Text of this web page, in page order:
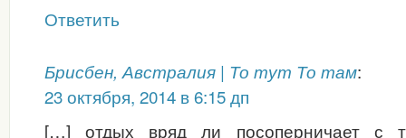
Ответить
Брисбен, Австралия | То тут То там:
23 октября, 2014 в 6:15 дп
[…] отдых вряд ли посоперничает с